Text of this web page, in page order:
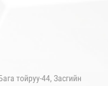
тойруу-44, Засгийн